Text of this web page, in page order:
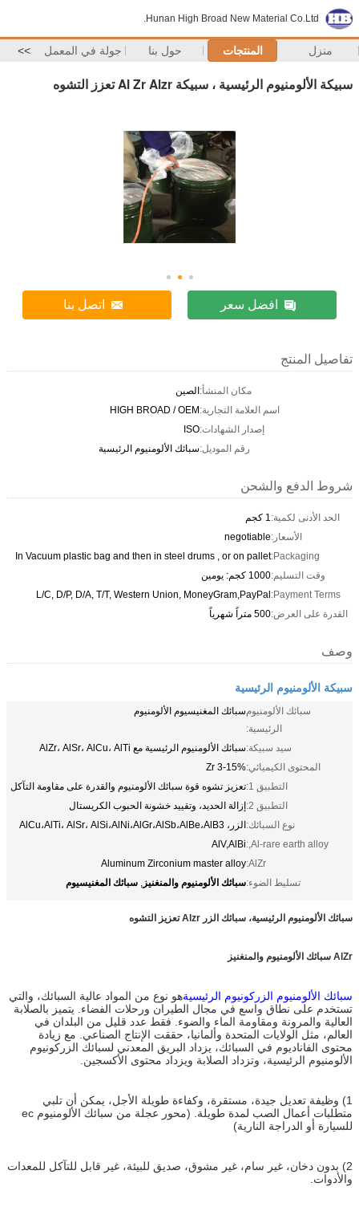
Hunan High Broad New Material Co.Ltd.
منزل المنتجات حول بنا جولة في المعمل >>
سبيكة الألومنيوم الرئيسية ، سبيكة Al Zr Alzr تعزز التشوه
افضل سعر اتصل بنا
تفاصيل المنتج
مكان المنشأ:الصين
اسم العلامة التجارية:HIGH BROAD / OEM
إصدار الشهادات:ISO
رقم الموديل:سبائك الألومنيوم الرئيسية
شروط الدفع والشحن
الحد الأدنى لكمية:1 كجم
الأسعار:negotiable
Packaging:
In Vacuum plastic bag and then in steel drums , or on pallet
وقت التسليم:1000 كجم: يومين
Payment Terms:
L/C, D/P, D/A, T/T, Western Union, MoneyGram,PayPal
القدرة على العرض:500 متراً شهرياً
وصف
سبيكة الألومنيوم الرئيسية
سبائك الألومنيوم
الرئيسية:
سبائك المغنيسيوم الألومنيوم
سيد سبيكة:سبائك الألومنيوم الرئيسية مع AlZr، AlSr، AlCu، AlTi
المحتوى الكيميائي:Zr 3-15%
التطبيق 1:
تعزيز تشوه قوة سبائك الألومنيوم والقدرة على مقاومة التآكل
التطبيق 2:
إزالة الحديد، وتقييد خشونة الحبوب الكريستال
نوع السبائك:الزر، AlCu،AlTi، AlSr، AlSi،AlNi،AlGr،AlSb،AlBe،AlB3
Al-rare earth alloy,:
AlV,AlBi
AlZr:
Aluminum Zirconium master alloy
تسليط الضوء:سبائك الألومنيوم والمنغنيز , سبائك المغنيسيوم
سبائك الألومنيوم الرئيسية، سبائك الزر Alzr تعزيز التشوه
AlZr سبائك الألومنيوم والمنغنيز
سبائك الألومنيوم الزركونيوم الرئيسيةهو نوع من المواد عالية السبائك، والتي
تستخدم على نطاق واسع في مجال الطيران ورحلات الفضاء. يتميز بالصلابة
العالية والمرونة ومقاومة الماء والضوء. فقط عدد قليل من البلدان في
العالم، مثل الولايات المتحدة وألمانيا، حققت الإنتاج الصناعي. مع زيادة
محتوى الفاناديوم في السبائك، يزداد البريق المعدني لسبائك الزركونيوم
الألومنيوم الرئيسية، وتزداد الصلابة ويزداد محتوى الأكسجين.
1) وظيفة تعديل جيدة، مستقرة، وكفاءة طويلة الأجل، يمكن أن تلبي
متطلبات أعمال الصب لمدة طويلة. (محور عجلة من سبائك الألومنيوم ec
للسيارة أو الدراجة النارية)
2) بدون دخان، غير سام، غير مشوق، صديق للبيئة، غير قابل للتآكل للمعدات
والأدوات.